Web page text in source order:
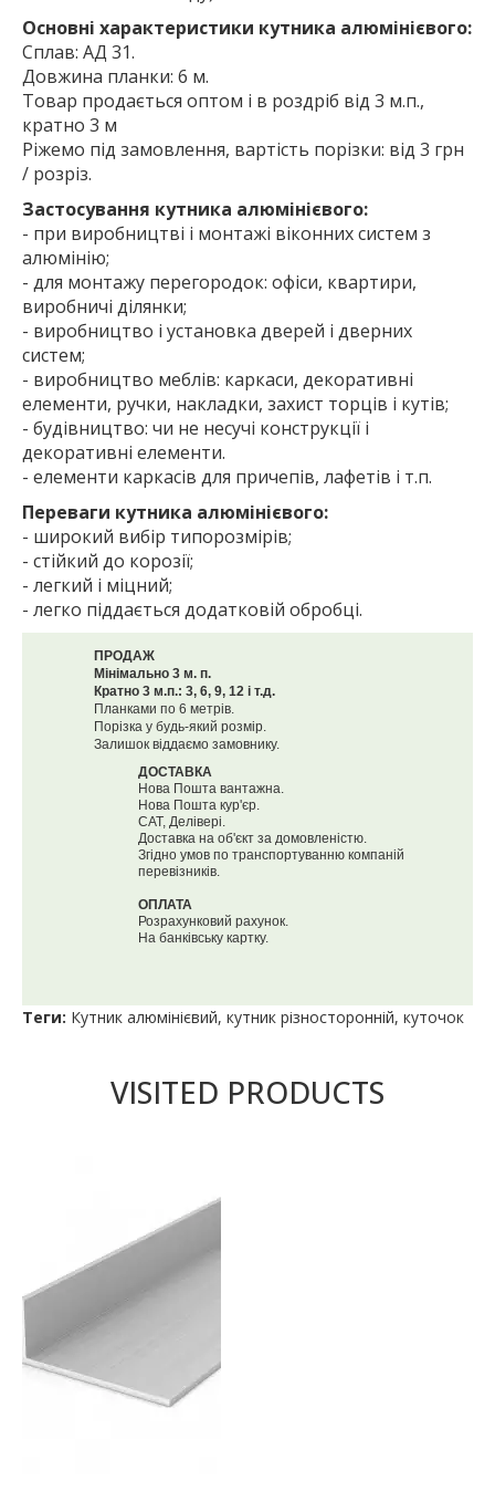
Основні характеристики кутника алюмінієвого:
Сплав: АД 31.
Довжина планки: 6 м.
Товар продається оптом і в роздріб від 3 м.п.,
кратно 3 м
Ріжемо під замовлення, вартість порізки: від 3 грн
/ розріз.
Застосування кутника алюмінієвого:
- при виробництві і монтажі віконних систем з
алюмінію;
- для монтажу перегородок: офіси, квартири,
виробничі ділянки;
- виробництво і установка дверей і дверних
систем;
- виробництво меблів: каркаси, декоративні
елементи, ручки, накладки, захист торців і кутів;
- будівництво: чи не несучі конструкції і
декоративні елементи.
- елементи каркасів для причепів, лафетів і т.п.
Переваги кутника алюмінієвого:
- широкий вибір типорозмірів;
- стійкий до корозії;
- легкий і міцний;
- легко піддається додатковій обробці.
ПРОДАЖ
Мінімально 3 м. п.
Кратно 3 м.п.: 3, 6, 9, 12 і т.д.
Планками по 6 метрів.
Порізка у будь-який розмір.
Залишок віддаємо замовнику.
ДОСТАВКА
Нова Пошта вантажна.
Нова Пошта кур'єр.
САТ, Делівері.
Доставка на об'єкт за домовленістю.
Згідно умов по транспортуванню компаній
перевізників.
ОПЛАТА
Розрахунковий рахунок.
На банківську картку.
Теги: Кутник алюмінієвий, кутник різносторонній, куточок
VISITED PRODUCTS